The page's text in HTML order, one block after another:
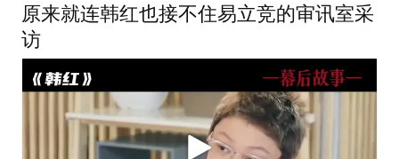
原来就连韩红也接不住易立竞的审讯室采
访